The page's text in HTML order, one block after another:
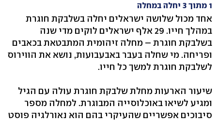
1 מתוך 3 יחלה במחלה
אחד מכול שלושה ישראלים יחלה בשלבקת חוגרת
במהלך חייו. 29 אלף ישראלים לוקים מדי שנה
בשלבקת חוגרת – מחלה זיהומית המתבטאת בכאבים
ופריחה. מי שחלה בעבר באבעבועות, נושא את הווירוס
לשלבקת חוגרת למשך כל חייו.
שיעור הארעות מחלת שלבקת חוגרת עולה עם הגיל
ומגיע לשיאו באוכלוסייה המבוגרת. למחלה מספר
סיבוכים אפשריים שהעיקרי בהם הוא נאורלגיה פוסט